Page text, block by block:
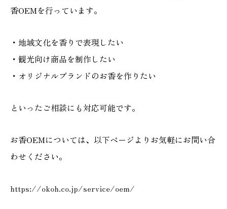
香OEMを行っています。
・地域文化を香りで表現したい
・観光向け商品を制作したい
・オリジナルブランドのお香を作りたい
といったご相談にも対応可能です。
お香OEMについては、以下ページよりお気軽にお問い合
わせください。
https://okoh.co.jp/service/oem/